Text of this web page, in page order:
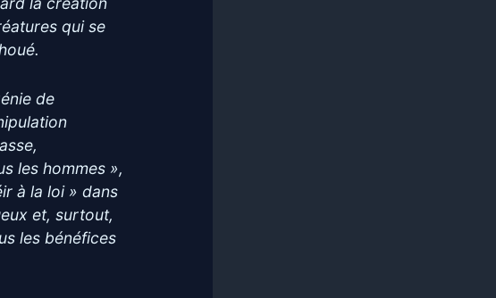
qui se
de
les hommes »,
à la loi » dans
et, surtout,
les bénéfices